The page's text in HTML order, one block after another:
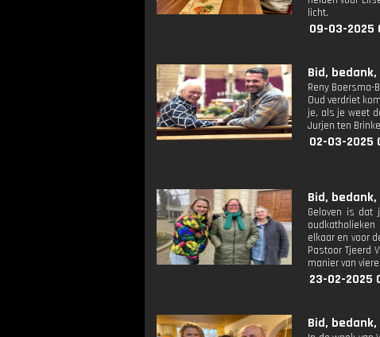
licht.
09-03-2025
Bid,
Reny Boersma-
Oud verdriet
je, als je weet
Jurjen ten
02-03-2025
Bid,
Geloven is dat
elkaar en voor
Pastoor Tjeerd
manier van
23-02-2025
Bid,